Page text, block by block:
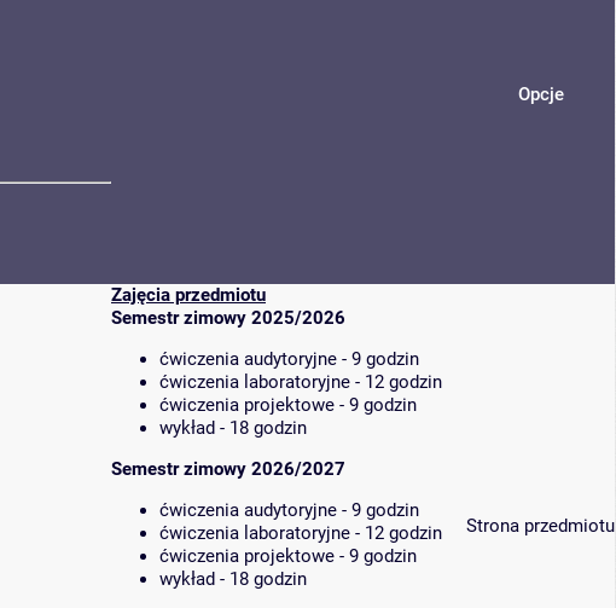
Opcje
Zajęcia przedmiotu
Semestr zimowy 2025/2026
ćwiczenia audytoryjne - 9 godzin
ćwiczenia laboratoryjne - 12 godzin
ćwiczenia projektowe - 9 godzin
wykład - 18 godzin
Semestr zimowy 2026/2027
ćwiczenia audytoryjne - 9 godzin
ćwiczenia laboratoryjne - 12 godzin
ćwiczenia projektowe - 9 godzin
wykład - 18 godzin
Strona przedmiotu